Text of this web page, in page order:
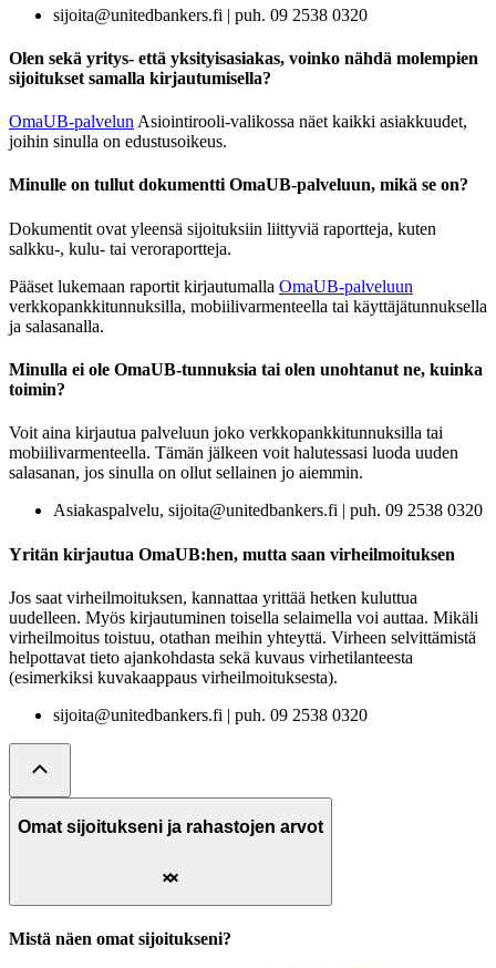
sijoita@unitedbankers.fi | puh. 09 2538 0320
Olen sekä yritys- että yksityisasiakas, voinko nähdä molempien
sijoitukset samalla kirjautumisella?
OmaUB-palvelun Asiointirooli-valikossa näet kaikki asiakkuudet,
joihin sinulla on edustusoikeus.
Minulle on tullut dokumentti OmaUB-palveluun, mikä se on?
Dokumentit ovat yleensä sijoituksiin liittyviä raportteja, kuten
salkku-, kulu- tai veroraportteja.
Pääset lukemaan raportit kirjautumalla OmaUB-palveluun
verkkopankkitunnuksilla, mobiilivarmenteella tai käyttäjätunnuksella
ja salasanalla.
Minulla ei ole OmaUB-tunnuksia tai olen unohtanut ne, kuinka
toimin?
Voit aina kirjautua palveluun joko verkkopankkitunnuksilla tai
mobiilivarmenteella. Tämän jälkeen voit halutessasi luoda uuden
salasanan, jos sinulla on ollut sellainen jo aiemmin.
Asiakaspalvelu, sijoita@unitedbankers.fi | puh. 09 2538 0320
Yritän kirjautua OmaUB:hen, mutta saan virheilmoituksen
Jos saat virheilmoituksen, kannattaa yrittää hetken kuluttua
uudelleen. Myös kirjautuminen toisella selaimella voi auttaa. Mikäli
virheilmoitus toistuu, otathan meihin yhteyttä. Virheen selvittämistä
helpottavat tieto ajankohdasta sekä kuvaus virhetilanteesta
(esimerkiksi kuvakaappaus virheilmoituksesta).
sijoita@unitedbankers.fi | puh. 09 2538 0320
Omat sijoitukseni ja rahastojen arvot
Mistä näen omat sijoitukseni?